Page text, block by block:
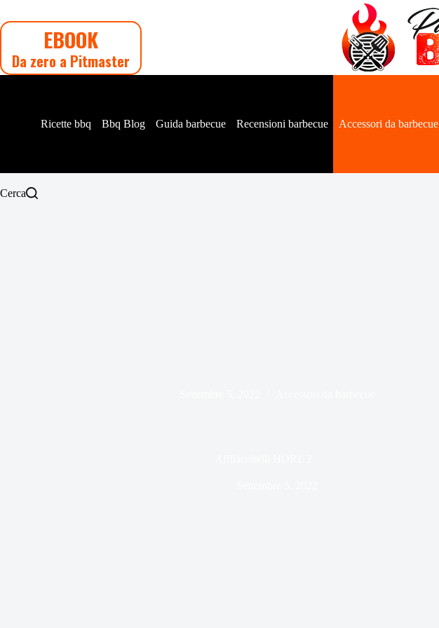
contenuto
EBOOK
Da zero a Pitmaster
Ricette bbq Bbq Blog Guida barbecue Recensioni barbecue Accessori da barbecue
Cerca